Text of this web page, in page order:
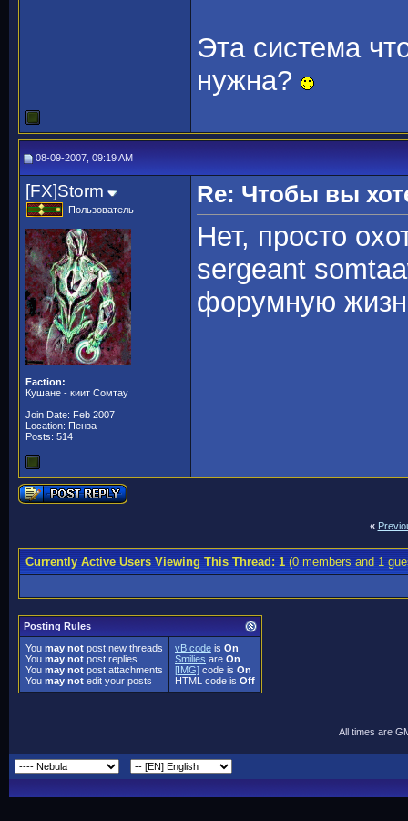
Эта система
нужна?
08-09-2007, 09:19 AM
[FX]Storm
Пользователь
Faction:
Кушане - киит Сомтау
Join Date: Feb 2007
Location: Пенза
Posts: 514
Re: Чтобы вы
Нет, просто
sergeant
форумную
«
Currently Active Users Viewing This Thread: 1(0 members and 1
Posting Rules
You may not post new threads
You may not post replies
You may not post attachments
You may not edit your posts
vB code is On
Smilies are On
[IMG] code is On
HTML code is Off
All times are